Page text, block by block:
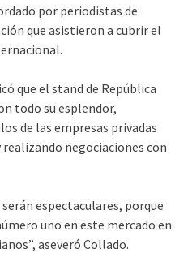
por periodistas de
que asistieron a cubrir el
que el stand de República
todo su esplendor,
de las empresas privadas
negociaciones con
espectaculares, porque
uno en este mercado en
aseveró Collado.